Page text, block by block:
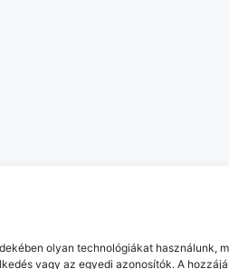
olyan technológiákat
vagy az egyedi azonosítók. A